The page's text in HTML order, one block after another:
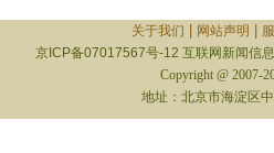
关于我们 网站声明
京ICP备07017567号-12 互联网新闻信
Copyright @ 2007-
地址：北京市海淀区